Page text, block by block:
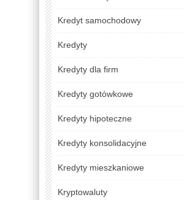
Kredyt samochodowy
Kredyty
Kredyty dla firm
Kredyty gotówkowe
Kredyty hipoteczne
Kredyty konsolidacyjne
Kredyty mieszkaniowe
Kryptowaluty